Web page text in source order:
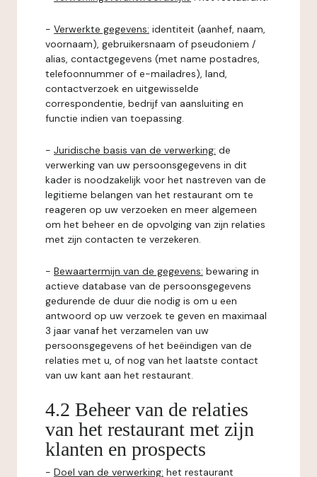
- Verwerkte gegevens: identiteit (aanhef, naam,
voornaam), gebruikersnaam of pseudoniem /
alias, contactgegevens (met name postadres,
telefoonnummer of e-mailadres), land,
contactverzoek en uitgewisselde
correspondentie, bedrijf van aansluiting en
functie indien van toepassing.
- Juridische basis van de verwerking: de
verwerking van uw persoonsgegevens in dit
kader is noodzakelijk voor het nastreven van de
legitieme belangen van het restaurant om te
reageren op uw verzoeken en meer algemeen
om het beheer en de opvolging van zijn relaties
met zijn contacten te verzekeren.
- Bewaartermijn van de gegevens: bewaring in
actieve database van de persoonsgegevens
gedurende de duur die nodig is om u een
antwoord op uw verzoek te geven en maximaal
3 jaar vanaf het verzamelen van uw
persoonsgegevens of het beëindigen van de
relaties met u, of nog van het laatste contact
van uw kant aan het restaurant.
4.2 Beheer van de relaties
van het restaurant met zijn
klanten en prospects
- Doel van de verwerking: het restaurant